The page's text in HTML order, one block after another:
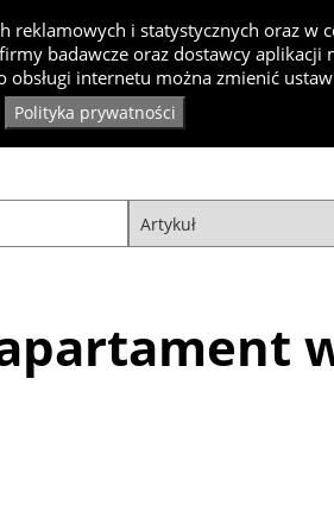
Produkty Specjaliści
i statystycznych oraz
badawcze oraz dostawcy
internetu można zmienić
Polityka prywatności